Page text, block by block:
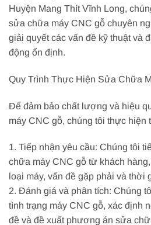
Huyện Mang Thít Vĩnh Long,
sửa chữa máy CNC gỗ chuyên
giải quyết các vấn đề kỹ thuật và
động ổn định.
Quy Trình Thực Hiện Sửa Chữa
Để đảm bảo chất lượng và hiệu
máy CNC gỗ, chúng tôi thực hiện
1. Tiếp nhận yêu cầu: Chúng tôi
chữa máy CNC gỗ từ khách
loại máy, vấn đề gặp phải và thời
2. Đánh giá và phân tích: Chúng
tình trạng máy CNC gỗ, xác định
đề và đề xuất phương án sửa